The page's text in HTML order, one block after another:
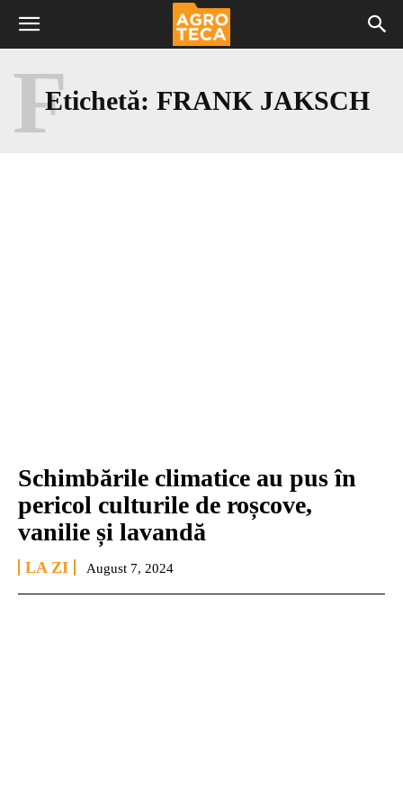
Etichetă: FRANK JAKSCH
F
Schimbările climatice au pus în
pericol culturile de roșcove,
vanilie și lavandă
LA ZI August 7, 2024